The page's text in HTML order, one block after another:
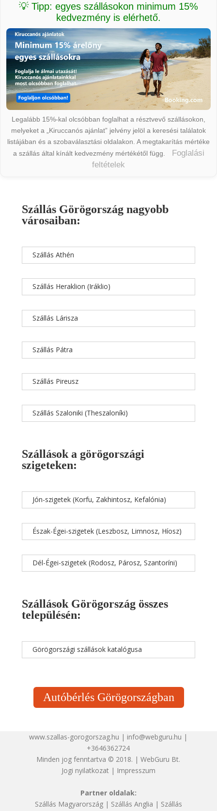
💡 Tipp: egyes szállásokon minimum 15%
kedvezmény is elérhető.
Legalább 15%-kal olcsóbban foglalhat a résztvevő szállásokon,
melyeket a „Kiruccanós ajánlat” jelvény jelöl a keresési találatok
listájában és a szobaválasztási oldalakon. A megtakarítás mértéke
a szállás által kínált kedvezmény mértékétől függ.
Foglalási
feltételek
Szállás Görögország nagyobb
városaiban:
Szállás Athén
Szállás Heraklion (Iráklio)
Szállás Lárisza
Szállás Pátra
Szállás Pireusz
Szállás Szaloniki (Theszaloníki)
Szállások a görögországi
szigeteken:
Jón-szigetek (Korfu, Zakhintosz, Kefalónia)
Észak-Égei-szigetek (Leszbosz, Limnosz, Híosz)
Dél-Égei-szigetek (Rodosz, Párosz, Szantoríni)
Szállások Görögország összes
településén:
Görögországi szállások katalógusa
Autóbérlés Görögországban
www.szallas-gorogorszag.hu | info@webguru.hu |
+3646362724
Minden jog fenntartva © 2018. | WebGuru Bt.
Jogi nyilatkozat| Impresszum
Partner oldalak:
Szállás Magyarország| Szállás Anglia | Szállás